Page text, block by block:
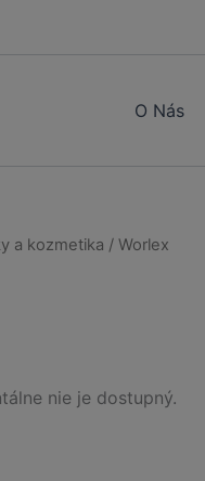
O Nás
a kozmetika / Worlex
nie je dostupný.